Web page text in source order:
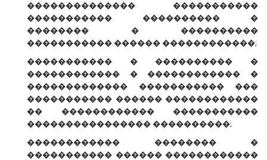
�������������� �����������
����������� ���������� �
�������� � ����������
����������� ������ ������������;
����������� � ���������� �
������������ � ������������ �
������������� ����������� ���
����������� ������ ������������
�� ������������ �����������
���������������� ����������;
������������ �������� �
����������� ������ ������������